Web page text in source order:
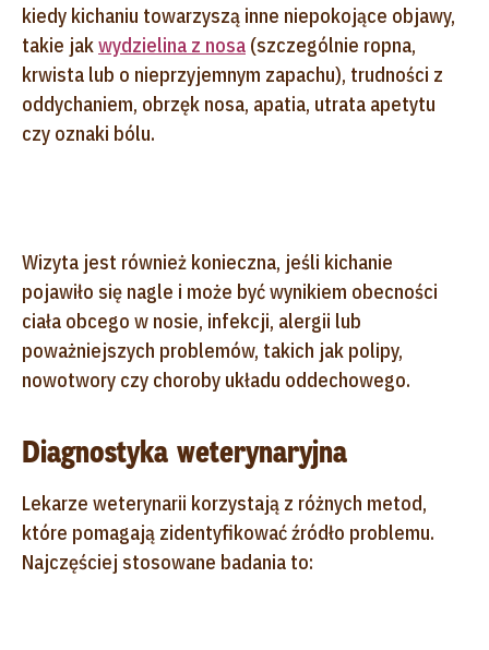
kiedy kichaniu towarzyszą inne niepokojące objawy,
takie jakwydzielina z nosa (szczególnie ropna,
krwista lub o nieprzyjemnym zapachu), trudności z
oddychaniem, obrzęk nosa, apatia, utrata apetytu
czy oznaki bólu.
Wizyta jest również konieczna, jeśli kichanie
pojawiło się nagle i może być wynikiem obecności
ciała obcego w nosie, infekcji, alergii lub
poważniejszych problemów, takich jak polipy,
nowotwory czy choroby układu oddechowego.
Diagnostyka weterynaryjna
Lekarze weterynarii korzystają z różnych metod,
które pomagają zidentyfikować źródło problemu.
Najczęściej stosowane badania to: